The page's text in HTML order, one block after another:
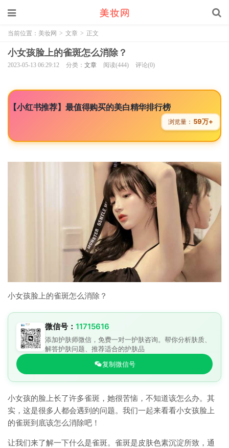
当前位置： 美妆网 > 文章 > 正文
小女孩脸上的雀斑怎么消除？
2023-05-13 06:29:12 分类： 文章 阅读(444) 评论(0)
【小红书推荐】最值得购买的美白精华排行榜
浏览量： 59万+
小女孩脸上的雀斑怎么消除？
微信号： 11715616
添加护肤师微信，免费一对一护肤咨询。帮你分析肤质、
解答护肤问题、推荐适合的护肤品
复制微信号
小女孩的脸上长了许多雀斑，她很苦恼，不知道该怎么办。其
实，这是很多人都会遇到的问题。我们一起来看看小女孩脸上
的雀斑到底该怎么消除吧！
让我们来了解一下什么是雀斑。雀斑是皮肤色素沉淀所致，通